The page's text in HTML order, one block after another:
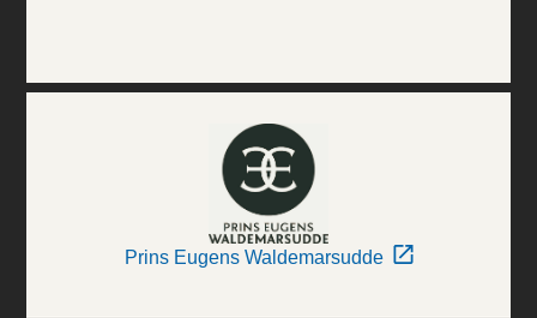
Prins Eugens Waldemarsudde